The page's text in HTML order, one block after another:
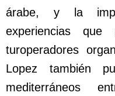
árabe, y la
experiencias
turoperadores
Lopez también
mediterráneos